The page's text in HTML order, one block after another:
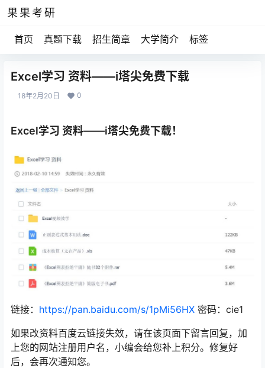
果果考研
首页 真题下载 招生简章 大学简介 标签
Excel学习 资料——i塔尖免费下载
18年2月20日 0
Excel学习 资料——i塔尖免费下载！
链接： https://pan.baidu.com/s/1pMi56HX 密码：cie1
如果改资料百度云链接失效，请在该页面下留言回复，加
上您的网站注册用户名，小编会给您补上积分。修复好
后，会再次通知您。